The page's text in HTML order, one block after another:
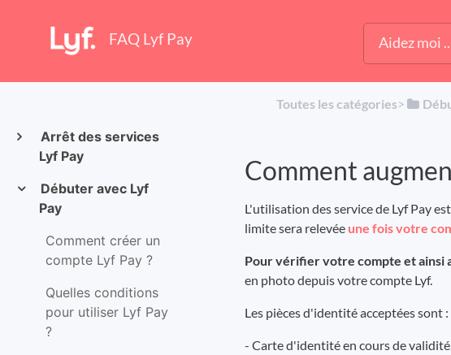
FAQ Lyf Pay
Arrêt des services
Lyf Pay
Débuter avec Lyf
Pay
Comment créer un
compte Lyf Pay ?
Quelles conditions
pour utiliser Lyf Pay
?
Toutes les catégories​>​
Comment
L'utilisation des service de Lyf Pay
limite sera relevée une fois votre
Pour vérifier votre compte et ainsi
en photo depuis votre compte Lyf.
Les pièces d'identité acceptées sont :
- Carte d'identité en cours de